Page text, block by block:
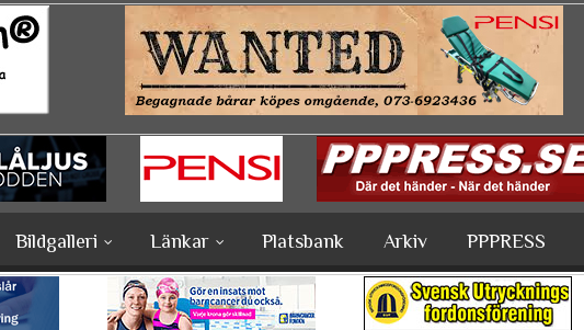
Bildgalleri Länkar Platsbank Arkiv PPPRESS